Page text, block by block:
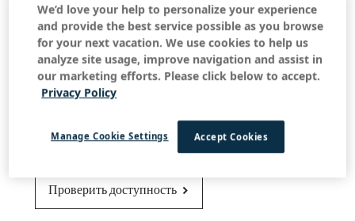
Экономия до 25% + завтрак, бонусы за
Бронируйте напрямую по лучшим ценам
В отеле OUTRIGGER Surin Beach Resort
Проверить доступность
We’d love your help to personalize your experience
and provide the best service possible as you browse
for your next vacation. We use cookies to help us
analyze site usage, improve navigation and assist in
our marketing efforts. Please click below to accept.
Privacy Policy
Accept Cookies
Manage Cookie Settings